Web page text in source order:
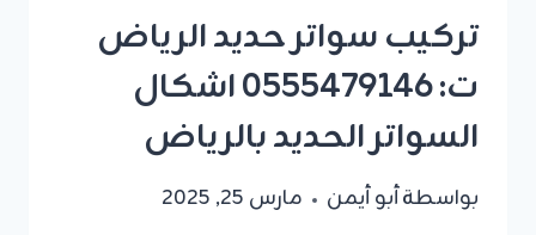
تركيب سواتر حديد الرياض
ت: 0555479146 اشكال
السواتر الحديد بالرياض
بواسطةأبو أيمن مارس 25, 2025